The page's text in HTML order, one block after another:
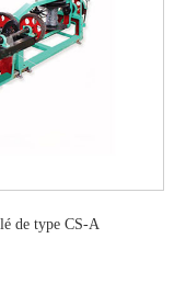
de type CS-A